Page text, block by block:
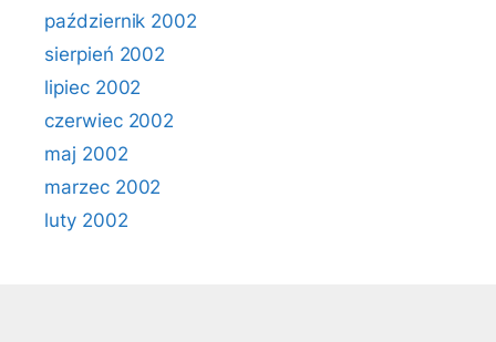
październik 2002
sierpień 2002
lipiec 2002
czerwiec 2002
maj 2002
marzec 2002
luty 2002